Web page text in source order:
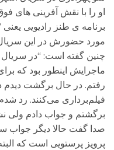
او را با نقش آفرینی های
برنامه ی طنز رادیویی یعنی
مورد حضورش در این
چنین گفته است: “در
ماجرایش اینطور بود که
رفتم. در حال برگشت دیدم
فیلم‌برداری می‌کنند. رد
برگشتم و جواب دادم ولی
صدا گفت حالا دیگر جواب
پرویز پرستویی است که